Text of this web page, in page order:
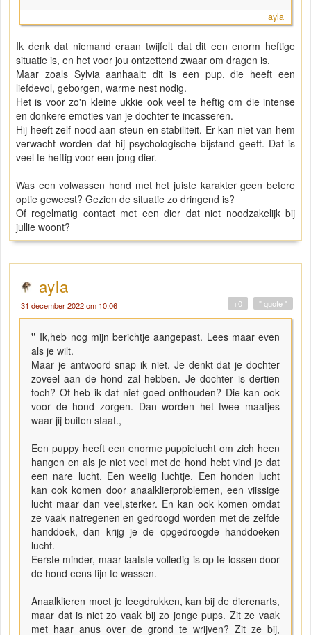
ayla
Ik denk dat niemand eraan twijfelt dat dit een enorm heftige
situatie is, en het voor jou ontzettend zwaar om dragen is.
Maar zoals Sylvia aanhaalt: dit is een pup, die heeft een
liefdevol, geborgen, warme nest nodig.
Het is voor zo'n kleine ukkie ook veel te heftig om die intense
en donkere emoties van je dochter te incasseren.
Hij heeft zelf nood aan steun en stabiliteit. Er kan niet van hem
verwacht worden dat hij psychologische bijstand geeft. Dat is
veel te heftig voor een jong dier.
Was een volwassen hond met het juiste karakter geen betere
optie geweest? Gezien de situatie zo dringend is?
Of regelmatig contact met een dier dat niet noodzakelijk bij
jullie woont?
ayla
31 december 2022 om 10:06 " quote "
+0
" Ik,heb nog mijn berichtje aangepast. Lees maar even
als je wilt.
Maar je antwoord snap ik niet. Je denkt dat je dochter
zoveel aan de hond zal hebben. Je dochter is dertien
toch? Of heb ik dat niet goed onthouden? Die kan ook
voor de hond zorgen. Dan worden het twee maatjes
waar jij buiten staat.,
Een puppy heeft een enorme puppielucht om zich heen
hangen en als je niet veel met de hond hebt vind je dat
een nare lucht. Een weeiig luchtje. Een honden lucht
kan ook komen door anaalklierproblemen, een viissige
lucht maar dan veel,sterker. En kan ook komen omdat
ze vaak natregenen en gedroogd worden met de zelfde
handdoek, dan krijg je de opgedroogde handdoeken
lucht.
Eerste minder, maar laatste volledig is op te lossen door
de hond eens fijn te wassen.
Anaalklieren moet je leegdrukken, kan bij de dierenarts,
maar dat is niet zo vaak bij zo jonge pups. Zit ze vaak
met haar anus over de grond te wrijven? Zit ze bij,